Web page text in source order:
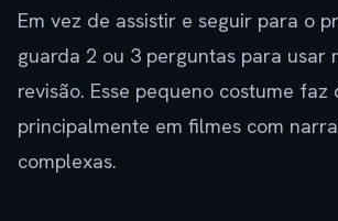
Em vez de assistir e seguir para o
guarda 2 ou 3 perguntas para usar
revisão. Esse pequeno costume faz
principalmente em filmes com
complexas.